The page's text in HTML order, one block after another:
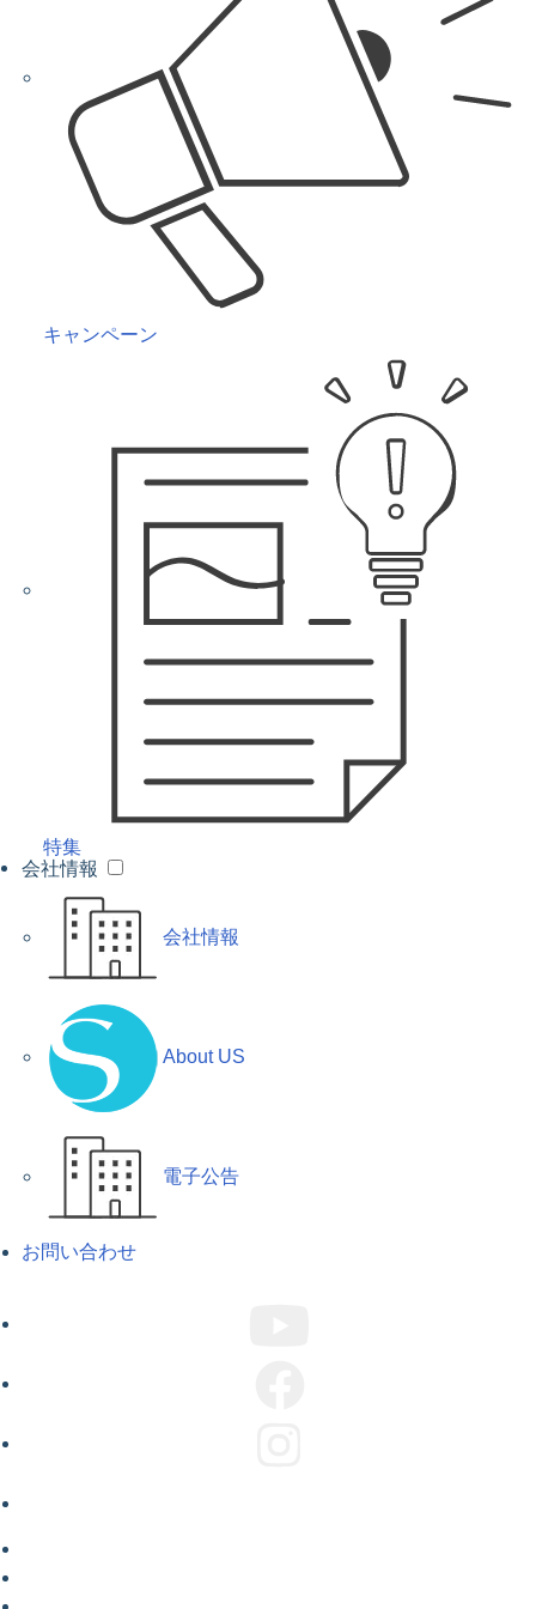
キャンペーン
特集
会社情報
会社情報
About US
電子公告
お問い合わせ